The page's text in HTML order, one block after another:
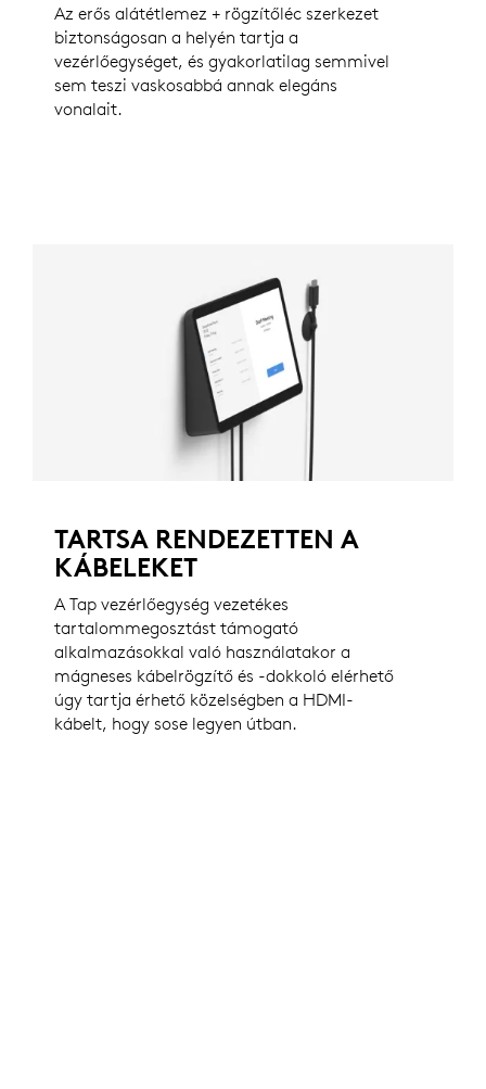
Az erős alátétlemez + rögzítőléc szerkezet
biztonságosan a helyén tartja a
vezérlőegységet, és gyakorlatilag semmivel
sem teszi vaskosabbá annak elegáns
vonalait.
TARTSA RENDEZETTEN A
KÁBELEKET
A Tap vezérlőegység vezetékes
tartalommegosztást támogató
alkalmazásokkal való használatakor a
mágneses kábelrögzítő és -dokkoló elérhető
úgy tartja érhető közelségben a HDMI-
kábelt, hogy sose legyen útban.